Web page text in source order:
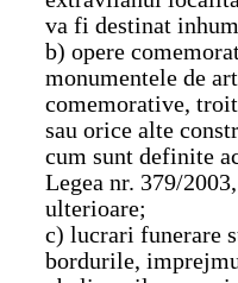
va fi destinat
b) opere
monumentele de
comemorative,
sau orice alte
cum sunt definite
Legea nr. 379/
ulterioare;
c) lucrari funerare
bordurile,